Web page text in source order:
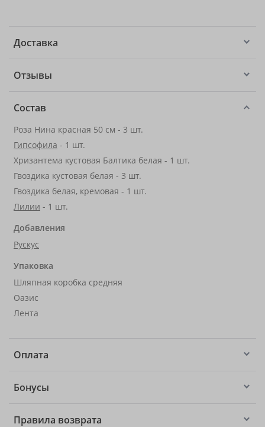
Доставка
Отзывы
Состав
Роза Нина красная 50 см - 3 шт.
Гипсофила - 1 шт.
Хризантема кустовая Балтика белая - 1 шт.
Гвоздика кустовая белая - 3 шт.
Гвоздика белая, кремовая - 1 шт.
Лилии - 1 шт.
Добавления
Рускус
Упаковка
Шляпная коробка средняя
Оазис
Лента
Оплата
Бонусы
Правила возврата